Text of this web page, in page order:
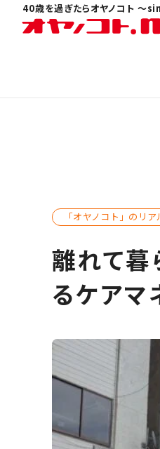
40歳を過ぎたらオヤノコト 〜
「オヤノコト」のリア
離れて暮
るケアマ